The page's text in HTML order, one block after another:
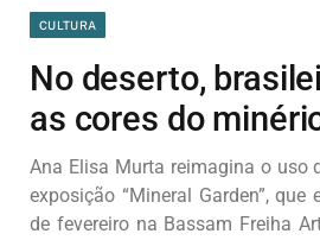
CULTURA
No deserto,
as cores do
Ana Elisa Murta reimagina o uso
exposição “Mineral Garden”,
de fevereiro na Bassam Freiha